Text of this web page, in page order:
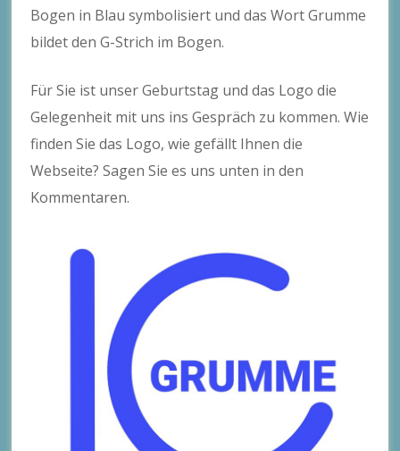
Bogen in Blau symbolisiert und das Wort Grumme
bildet den G-Strich im Bogen.
Für Sie ist unser Geburtstag und das Logo die
Gelegenheit mit uns ins Gespräch zu kommen. Wie
finden Sie das Logo, wie gefällt Ihnen die
Webseite? Sagen Sie es uns unten in den
Kommentaren.